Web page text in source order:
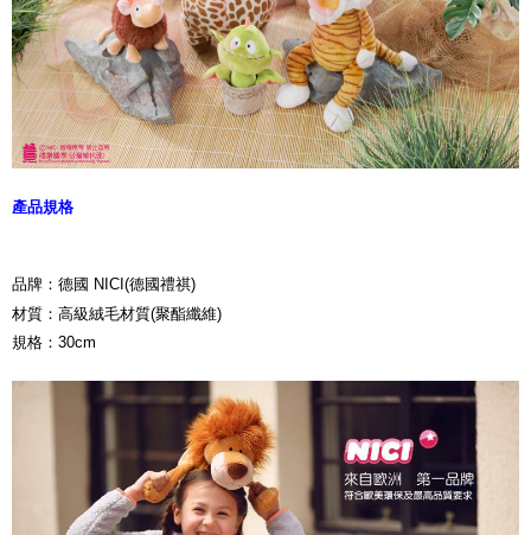
產品規格
品牌：德國 NICI(德國禮祺)
材質：高級絨毛材質(聚酯纖維)
規格：30cm